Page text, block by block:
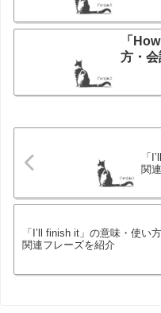
「
方・
「
関
「I’ll finish it」の意味・使い
関連フレーズを紹介